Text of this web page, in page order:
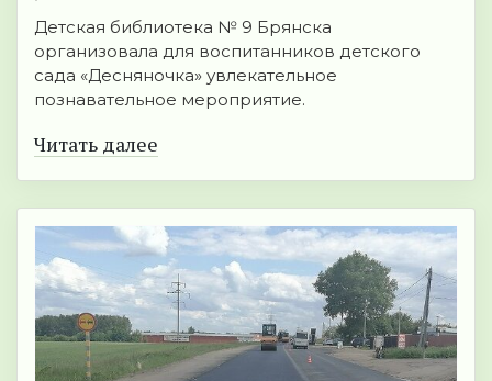
Детская библиотека № 9 Брянска
организовала для воспитанников детского
сада «Десняночка» увлекательное
познавательное мероприятие.
Читать далее